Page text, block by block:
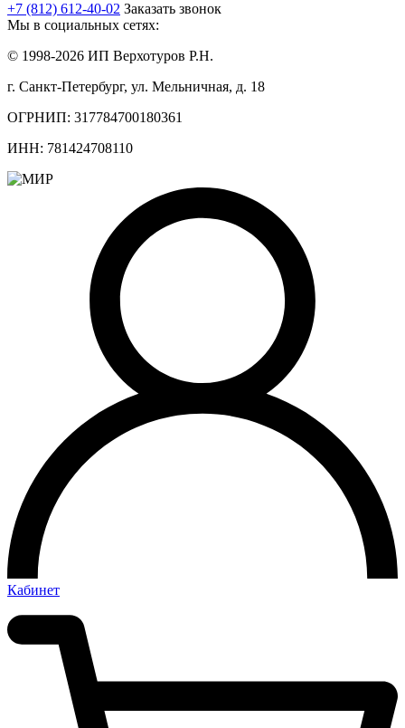
+7 (812) 612-40-02 Заказать звонок
Мы в социальных сетях:
© 1998-2026 ИП Верхотуров Р.Н.
г. Санкт-Петербург, ул. Мельничная, д. 18
ОГРНИП: 317784700180361
ИНН: 781424708110
Кабинет